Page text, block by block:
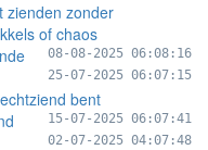
zienden zonder
of chaos
08-08-2025 06:08:16
25-07-2025 06:07:15
bent
15-07-2025 06:07:41
02-07-2025 04:07:48